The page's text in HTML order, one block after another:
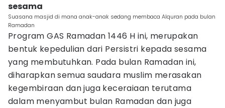
sesama
Suasana masjid di mana anak-anak sedang membaca Alquran pada bulan
Ramadan
Program GAS Ramadan 1446 H ini, merupakan
bentuk kepedulian dari Persistri kepada sesama
yang membutuhkan. Pada bulan Ramadan ini,
diharapkan semua saudara muslim merasakan
kegembiraan dan juga keceraiaan terutama
dalam menyambut bulan Ramadan dan juga